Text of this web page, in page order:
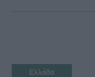
Ελλάδα